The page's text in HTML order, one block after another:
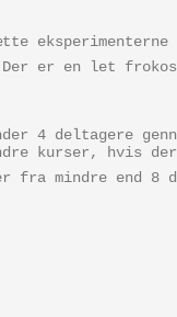
eksperimenterne
Der er en let
4 deltagere
kurser, hvis
fra mindre end 8